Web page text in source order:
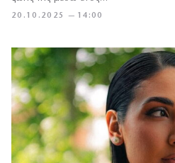
20.10.2025 — 14:00